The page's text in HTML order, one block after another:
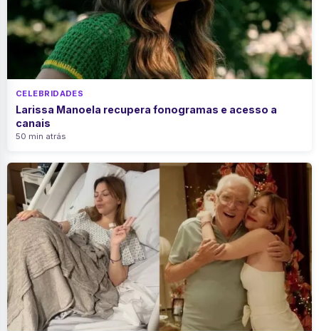
CELEBRIDADES
Larissa Manoela recupera fonogramas e acesso a
canais
50 min atrás